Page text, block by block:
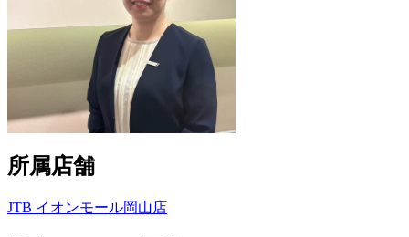
所属店舗
JTB イオンモール岡山店